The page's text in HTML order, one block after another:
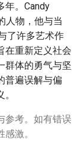
年。Candy
人物，他与当
了许多艺术作
在重新定义社会
群体的勇气与坚
普遍误解与偏
参考。如有错误
激。